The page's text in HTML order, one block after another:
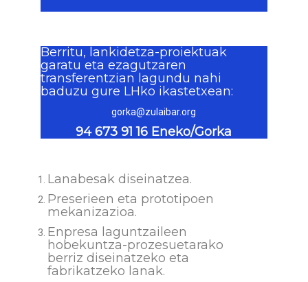
Berritu, lankidetza-proiektuak
garatu eta ezagutzaren
transferentzian lagundu nahi
baduzu gure LHko ikastetxean:
gorka@zulaibar.org
94 673 91 16 Eneko/Gorka
Lanabesak diseinatzea.
Preserieen eta prototipoen
mekanizazioa.
Enpresa laguntzaileen
hobekuntza-prozesuetarako
berriz diseinatzeko eta
fabrikatzeko lanak.